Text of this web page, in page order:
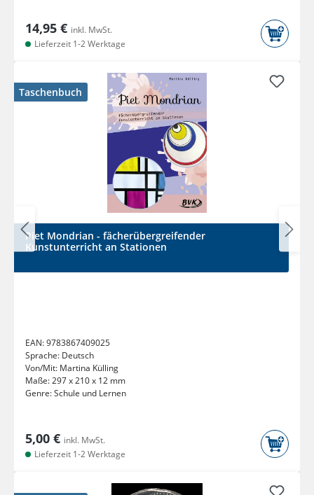
14,95 € inkl. MwSt.
Lieferzeit 1-2 Werktage
Taschenbuch
Piet Mondrian - fächerübergreifender
Kunstunterricht an Stationen
EAN:9783867409025
Sprache: Deutsch
Von/Mit: Martina Külling
Maße:297 x 210 x 12 mm
Genre:Schule und Lernen
5,00 € inkl. MwSt.
Lieferzeit 1-2 Werktage